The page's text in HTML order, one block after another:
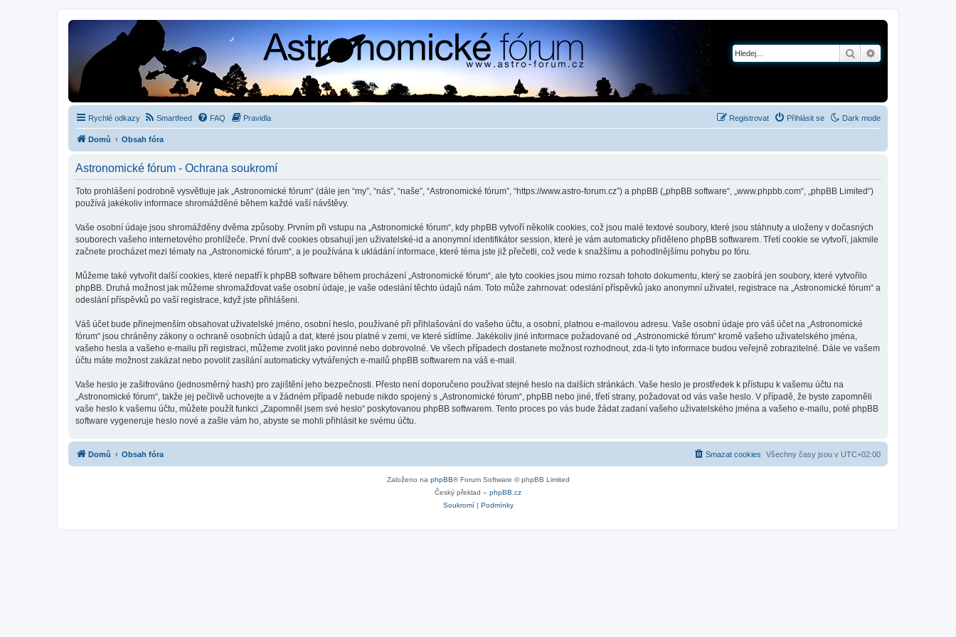
Hledat
Rychlé odkazy Dark mode
Smartfeed FAQ Pravidla Přihlásit se
Registrovat
Domů Obsah fóra
Astronomické fórum - Ochrana soukromí
Toto prohlášení podrobně vysvětluje jak „Astronomické fórum“ (dále jen “my”, “nás”, “naše”, “Astronomické fórum”, “https://www.astro-forum.cz”) a phpBB („phpBB software“, „www.phpbb.com“, „phpBB Limited“)
používá jakékoliv informace shromážděné během každé vaší návštěvy.
Vaše osobní údaje jsou shromážděny dvěma způsoby. Prvním při vstupu na „Astronomické fórum“, kdy phpBB vytvoří několik cookies, což jsou malé textové soubory, které jsou stáhnuty a uloženy v dočasných
souborech vašeho internetového prohlížeče. První dvě cookies obsahují jen uživatelské-id a anonymní identifikátor session, které je vám automaticky přiděleno phpBB softwarem. Třetí cookie se vytvoří, jakmile
začnete procházet mezi tématy na „Astronomické fórum“, a je používána k ukládání informace, které téma jste již přečetli, což vede k snažšímu a pohodlnějšímu pohybu po fóru.
Můžeme také vytvořit další cookies, které nepatří k phpBB software během procházení „Astronomické fórum“, ale tyto cookies jsou mimo rozsah tohoto dokumentu, který se zaobírá jen soubory, které vytvořilo
phpBB. Druhá možnost jak můžeme shromažďovat vaše osobní údaje, je vaše odeslání těchto údajů nám. Toto může zahrnovat: odeslání příspěvků jako anonymní uživatel, registrace na „Astronomické fórum“ a
odeslání příspěvků po vaší registrace, když jste přihlášeni.
Váš účet bude přinejmenším obsahovat uživatelské jméno, osobní heslo, používané při přihlašování do vašeho účtu, a osobní, platnou e-mailovou adresu. Vaše osobní údaje pro váš účet na „Astronomické
fórum“ jsou chráněny zákony o ochraně osobních údajů a dat, které jsou platné v zemi, ve které sídlíme. Jakékoliv jiné informace požadované od „Astronomické fórum“ kromě vašeho uživatelského jména,
vašeho hesla a vašeho e-mailu při registraci, můžeme zvolit jako povinné nebo dobrovolné. Ve všech případech dostanete možnost rozhodnout, zda-li tyto informace budou veřejně zobrazitelné. Dále ve vašem
účtu máte možnost zakázat nebo povolit zasílání automaticky vytvářených e-mailů phpBB softwarem na váš e-mail.
Vaše heslo je zašifrováno (jednosměrný hash) pro zajištění jeho bezpečnosti. Přesto není doporučeno používat stejné heslo na dalších stránkách. Vaše heslo je prostředek k přístupu k vašemu účtu na
„Astronomické fórum“, takže jej pečlivě uchovejte a v žádném případě nebude nikdo spojený s „Astronomické fórum“, phpBB nebo jiné, třetí strany, požadovat od vás vaše heslo. V případě, že byste zapomněli
vaše heslo k vašemu účtu, můžete použít funkci „Zapomněl jsem své heslo“ poskytovanou phpBB softwarem. Tento proces po vás bude žádat zadaní vašeho uživatelského jména a vašeho e-mailu, poté phpBB
software vygeneruje heslo nové a zašle vám ho, abyste se mohli přihlásit ke svému účtu.
Domů Obsah fóra Všechny časy jsou v UTC+02:00
Smazat cookies
Založeno na phpBB® Forum Software © phpBB Limited
Český překlad – phpBB.cz
Soukromí| Podmínky